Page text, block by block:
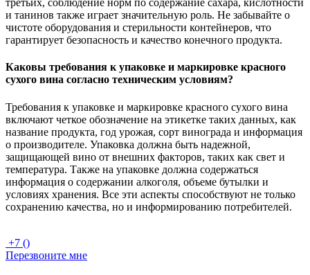
третьих, соблюдение норм по содержание сахара, кислотности
и танинов также играет значительную роль. Не забывайте о
чистоте оборудования и стерильности контейнеров, что
гарантирует безопасность и качество конечного продукта.
Каковы требования к упаковке и маркировке красного
сухого вина согласно техническим условиям?
Требования к упаковке и маркировке красного сухого вина
включают четкое обозначение на этикетке таких данных, как
название продукта, год урожая, сорт винограда и информация
о производителе. Упаковка должна быть надежной,
защищающей вино от внешних факторов, таких как свет и
температура. Также на упаковке должна содержаться
информация о содержании алкоголя, объеме бутылки и
условиях хранения. Все эти аспекты способствуют не только
сохранению качества, но и информированию потребителей.
+7 ()
Перезвоните мне